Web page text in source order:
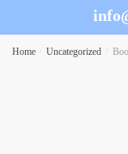
Home Uncategorized